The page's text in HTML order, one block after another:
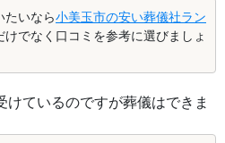
たいなら小美玉市の安い葬儀社ラン
でなく口コミを参考に選びましょ
ているのですが葬儀はできま